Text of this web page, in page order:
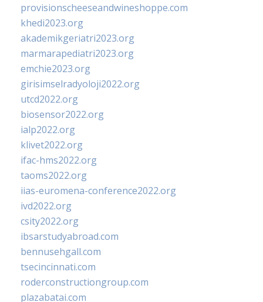
provisionscheeseandwineshoppe.com
khedi2023.org
akademikgeriatri2023.org
marmarapediatri2023.org
emchie2023.org
girisimselradyoloji2022.org
utcd2022.org
biosensor2022.org
ialp2022.org
klivet2022.org
ifac-hms2022.org
taoms2022.org
iias-euromena-conference2022.org
ivd2022.org
csity2022.org
ibsarstudyabroad.com
bennusehgall.com
tsecincinnati.com
roderconstructiongroup.com
plazabatai.com